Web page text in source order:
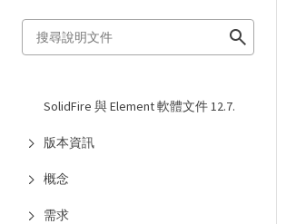
SolidFire 與 Element 軟體文件 12.7.
版本資訊
概念
需求